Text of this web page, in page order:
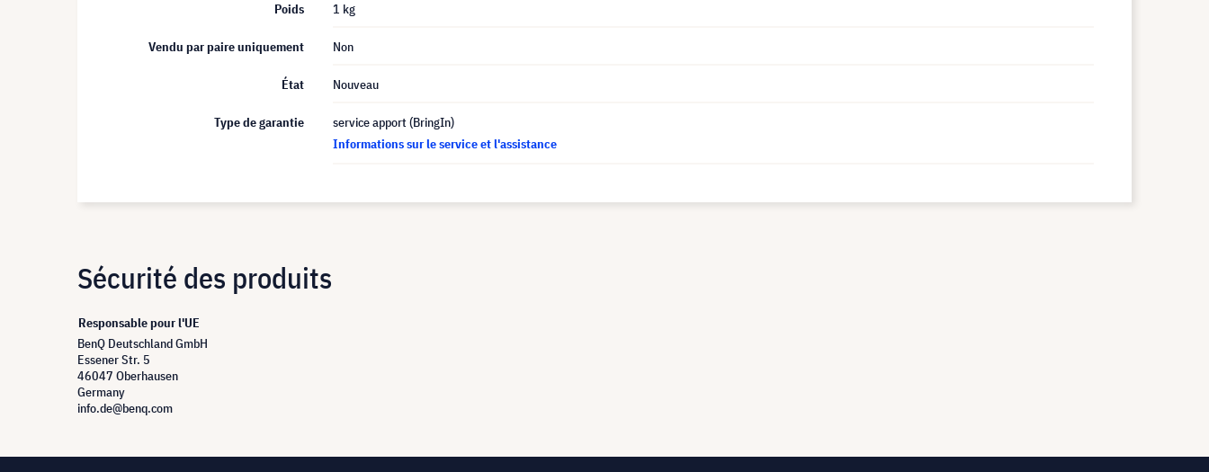
Poids 1 kg
Vendu par paire uniquement Non
État Nouveau
Type de garantie
service apport (BringIn)
Informations sur le service et l'assistance
Sécurité des produits
Responsable pour l'UE
BenQ Deutschland GmbH
Essener Str. 5
46047 Oberhausen
Germany
info.de@benq.com